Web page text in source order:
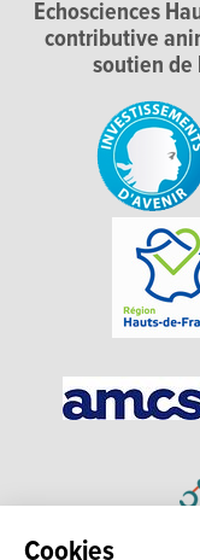
Cookies
Echosciences
contributive
soutien de